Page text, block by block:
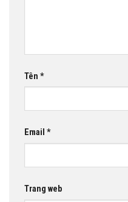
Tên *
Email *
Trang web